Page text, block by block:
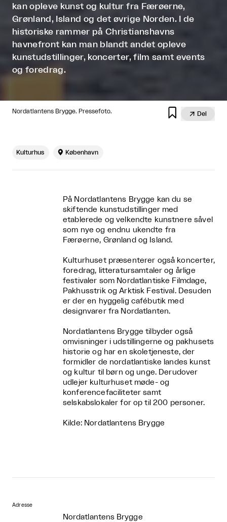
kan opleve kunst og kultur fra Færøerne,
Grønland, Island og det øvrige Norden. I de
historiske rammer på Christianshavns
havnefront kan man blandt andet opleve
kunstudstillinger, koncerter, film samt events
og foredrag.
Nordatlantens Brygge. Pressefoto.   Del
Kulturhus  København
På Nordatlantens Brygge kan du se
skiftende kunstudstillinger med
etablerede og velkendte kunstnere såvel
som nye og endnu ukendte fra
Færøerne, Grønland og Island.
Kulturhuset præsenterer også koncerter,
foredrag, litteratursamtaler og årlige
festivaler som Nordatlantiske Filmdage,
Pakhusstrik og Arktisk Festival. Desuden
er der en hyggelig cafébutik med
designvarer fra Nordatlanten.
Nordatlantens Brygge tilbyder også
omvisninger i udstillingerne og pakhusets
historie og har en skoletjeneste, der
formidler de nordatlantiske landes kunst
og kultur til børn og unge. Derudover
udlejer kulturhuset møde- og
konferencefaciliteter samt
selskabslokaler for op til 200 personer.
Kilde: Nordatlantens Brygge
Adresse
Nordatlantens Brygge